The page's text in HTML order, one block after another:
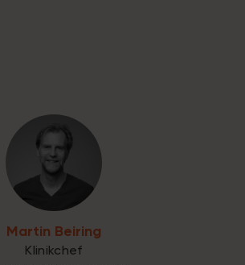
Martin Beiring
Klinikchef